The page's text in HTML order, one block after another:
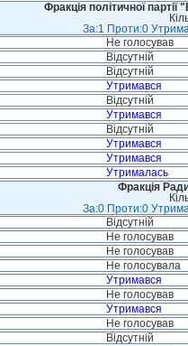
Фракція політичної
За:1 Проти:0
Не голосував
Відсутній
Відсутній
Утримався
Відсутній
Утримався
Відсутній
Утримався
Утримався
Утрималась
Фракція
За:0 Проти:0
Відсутній
Не голосував
Не голосував
Не голосувала
Утримався
Не голосував
Утримався
Не голосував
Відсутній